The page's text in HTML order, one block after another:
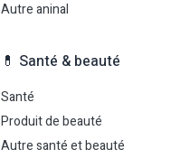
Autre aninal
💊 Santé & beauté
Santé
Produit de beauté
Autre santé et beauté